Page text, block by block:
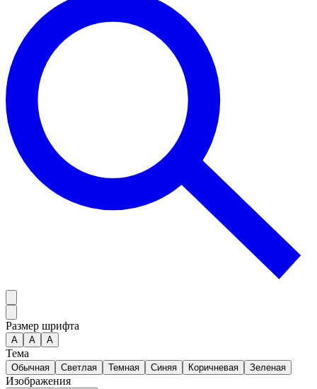
Размер шрифта
А A A
Тема
Обычная Светлая Темная Синяя Коричневая Зеленая
Изображения